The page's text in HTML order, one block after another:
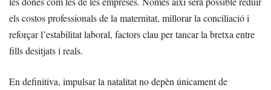
els costos professionals de la maternitat, millorar la conciliació i
reforçar l’estabilitat laboral, factors clau per tancar la bretxa entre
fills desitjats i reals.
En definitiva, impulsar la natalitat no depèn únicament de